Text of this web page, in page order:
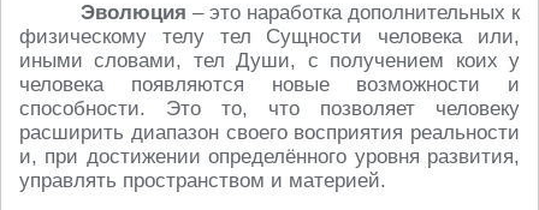
Эволюция – это наработка дополнительных к
физическому телу тел Сущности человека или,
иными словами, тел Души, с получением коих у
человека появляются новые возможности и
способности. Это то, что позволяет человеку
расширить диапазон своего восприятия реальности
и, при достижении определённого уровня развития,
управлять пространством и материей.